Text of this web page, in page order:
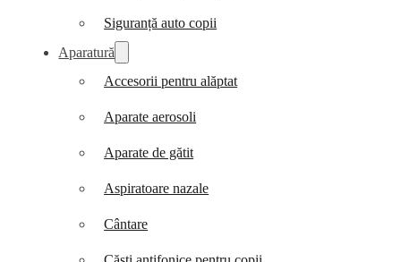
Siguranță auto copii
Aparatură
Accesorii pentru alăptat
Aparate aerosoli
Aparate de gătit
Aspiratoare nazale
Cântare